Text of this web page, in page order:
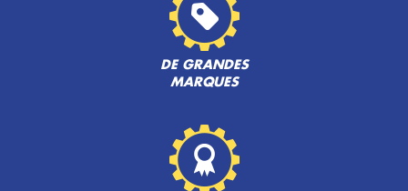
DE GRANDES
MARQUES